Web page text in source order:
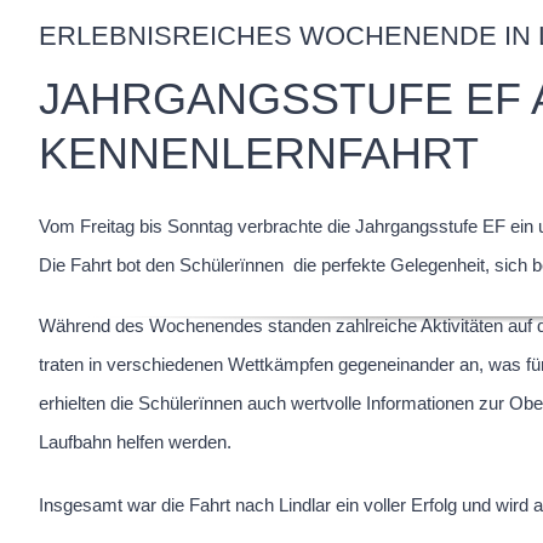
ERLEBNISREICHES WOCHENENDE IN
JAHRGANGSSTUFE EF
KENNENLERNFAHRT
Vom Freitag bis Sonntag verbrachte die Jahrgangsstufe EF
Die Fahrt bot den Schülerïnnen die perfekte Gelegenheit, sich
Während des Wochenendes standen zahlreiche Aktivitäten
traten in verschiedenen Wettkämpfen gegeneinander an, was
erhielten die Schülerïnnen auch wertvolle Informationen zur
Laufbahn helfen werden.
Insgesamt war die Fahrt nach Lindlar ein voller Erfolg und wird